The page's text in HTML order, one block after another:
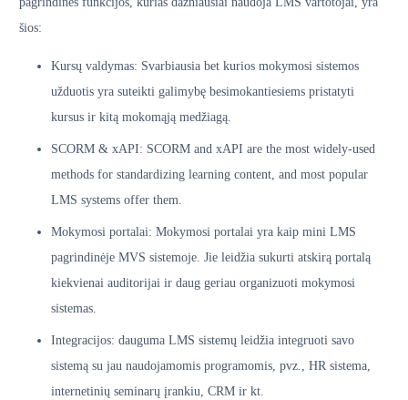
šios:
Kursų valdymas: Svarbiausia bet kurios mokymosi sistemos
užduotis yra suteikti galimybę besimokantiesiems pristatyti
kursus ir kitą mokomąją medžiagą.
SCORM & xAPI: SCORM and xAPI are the most widely-used
methods for standardizing learning content, and most popular
LMS systems offer them.
Mokymosi portalai: Mokymosi portalai yra kaip mini LMS
pagrindinėje MVS sistemoje. Jie leidžia sukurti atskirą portalą
kiekvienai auditorijai ir daug geriau organizuoti mokymosi
sistemas.
Integracijos: dauguma LMS sistemų leidžia integruoti savo
sistemą su jau naudojamomis programomis, pvz., HR sistema,
internetinių seminarų įrankiu, CRM ir kt.